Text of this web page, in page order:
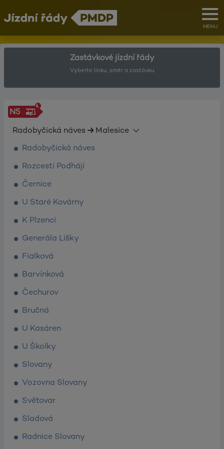
MENU
Zastávkové jízdní řády
Vyberte linku, směr a zastávku
N5
Radobyčická náves
Malesice
Radobyčická náves
Rozcestí Podhájí
Černice
U Staré Kovárny
K Plzenci
Generála Lišky
Fialková
Barvínková
Čechurov
Bručná
U Kasáren
U Školky
Slovany
Vozovna Slovany
Světovar
Sladová
Radnice Slovany